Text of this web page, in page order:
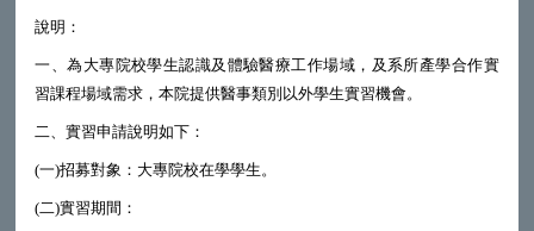
說明：
一、為大專院校學生認識及體驗醫療工作場域，及系所產學合作實
習課程場域需求，本院提供醫事類別以外學生實習機會。
二、實習申請說明如下：
(一)招募對象：大專院校在學學生。
(二)實習期間：